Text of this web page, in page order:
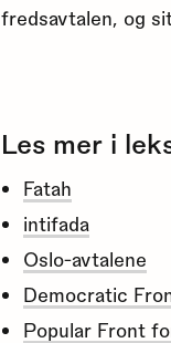
fredsavtalen, og
Les mer i
Fatah
intifada
Oslo-avtalene
Democratic
Popular Front